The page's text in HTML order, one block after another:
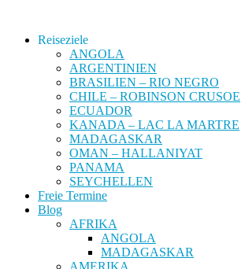
Reiseziele
ANGOLA
ARGENTINIEN
BRASILIEN – RIO NEGRO
CHILE – ROBINSON CRUSOE
ECUADOR
KANADA – LAC LA MARTRE
MADAGASKAR
OMAN – HALLANIYAT
PANAMA
SEYCHELLEN
Freie Termine
Blog
AFRIKA
ANGOLA
MADAGASKAR
AMERIKA